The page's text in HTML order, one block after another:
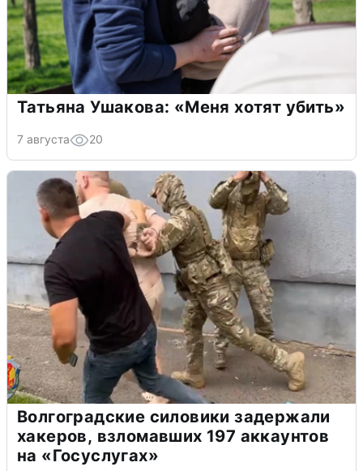
Татьяна Ушакова: «Меня хотят убить»
7 августа 20
Волгоградские силовики задержали
хакеров, взломавших 197 аккаунтов
на «Госуслугах»